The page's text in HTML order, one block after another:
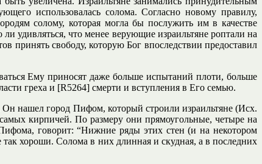
использовалась солома. Согласно новому правилу,
солому, которая могла бы послужить им в качестве
удивляться, что менее верующие израильтяне роптали на
принять свободу, которую Бог впоследствии предоставил
Ему приносят даже больше испытаний плоти, больше
греха и [R5264] смерти и вступления в Его семью.
нашел город Пифом, который строили израильтяне (Исх.
кирпичей. По размеру они прямоугольные, четыре на
говорит: “Нижние ряды этих стен (и на некотором
хороши. Солома в них длинная и скудная, а в последних